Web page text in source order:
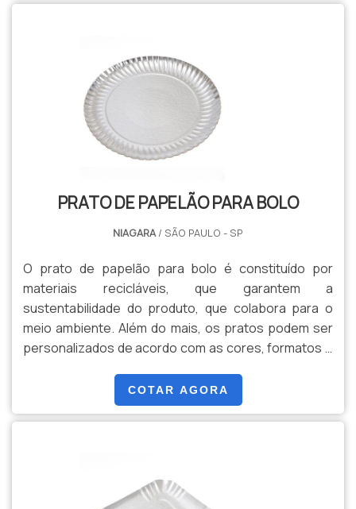
VALORIZAÇÃO DE DIVERSOS COMÉRCIOSO material é
PRATO DE PAPELÃO PARA BOLO
NIAGARA/ SÃO PAULO - SP
O prato de papelão para bolo é constituído por
materiais recicláveis, que garantem a
sustentabilidade do produto, que colabora para o
meio ambiente. Além do mais, os pratos podem ser
personalizados de acordo com as cores, formatos e
Os pratos também podem ser utilizados para a
organização dos bolos e doces.O PRODUTO
APRESENTA DIVERSOS TAMANHOSOs pratos podem
COTAR AGORA